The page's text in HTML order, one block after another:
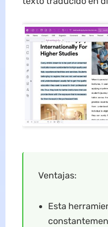
Ventajas:
Esta